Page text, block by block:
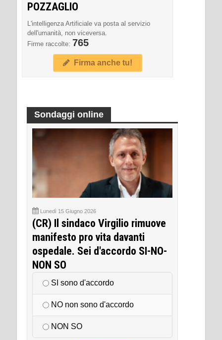
POZZAGLIO
L'intelligenza Artificiale va posta al servizio
dell'umanità, non viceversa.
Firme raccolte: 765
Firma anche tu!
Sondaggi online
Lunedì 15 Giugno 2026
(CR) Il sindaco Virgilio rimuove
manifesto pro vita davanti
ospedale. Sei d'accordo SI-NO-
NON SO
SI sono d'accordo
NO non sono d'accordo
NON SO